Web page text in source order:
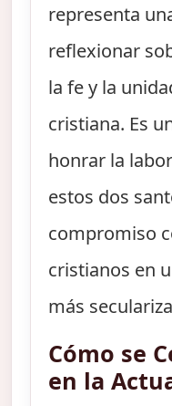
representa
reflexionar
la fe y la
cristiana. Es
honrar la
estos dos
compromiso
cristianos en
más
Cómo se
en la